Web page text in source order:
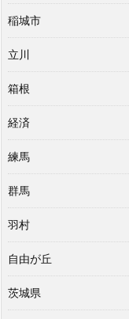
稲城市
立川
箱根
経済
練馬
群馬
羽村
自由が丘
茨城県